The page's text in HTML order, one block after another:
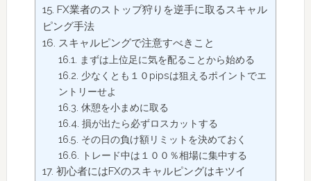
FX業者のストップ狩りを逆手に取るスキャル
ピング手法
スキャルピングで注意すべきこと
まずは上位足に気を配ることから始める
少なくとも１０pipsは狙えるポイントでエ
ントリーせよ
休憩を小まめに取る
損が出たら必ずロスカットする
その日の負け額リミットを決めておく
トレード中は１００％相場に集中する
初心者にはFXのスキャルピングはキツイ